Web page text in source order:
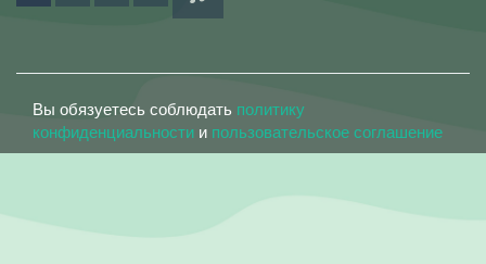
Вы обязуетесь соблюдать политику
конфиденциальности и пользовательское соглашение